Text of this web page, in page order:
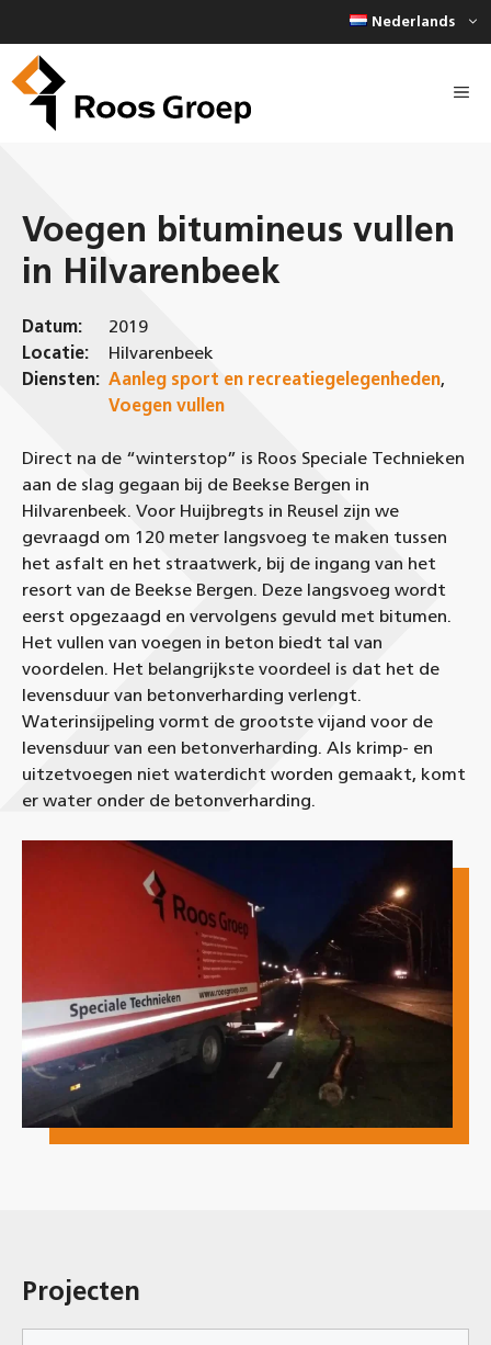
inhoud
Nederlands
Voegen bitumineus vullen
in Hilvarenbeek
Datum:
2019
Locatie:
Hilvarenbeek
Diensten: Aanleg sport en recreatiegelegenheden,
Voegen vullen
Direct na de “winterstop” is Roos Speciale Technieken
aan de slag gegaan bij de Beekse Bergen in
Hilvarenbeek. Voor Huijbregts in Reusel zijn we
gevraagd om 120 meter langsvoeg te maken tussen
het asfalt en het straatwerk, bij de ingang van het
resort van de Beekse Bergen. Deze langsvoeg wordt
eerst opgezaagd en vervolgens gevuld met bitumen.
Het vullen van voegen in beton biedt tal van
voordelen. Het belangrijkste voordeel is dat het de
levensduur van betonverharding verlengt.
Waterinsijpeling vormt de grootste vijand voor de
levensduur van een betonverharding. Als krimp- en
uitzetvoegen niet waterdicht worden gemaakt, komt
er water onder de betonverharding.
Projecten